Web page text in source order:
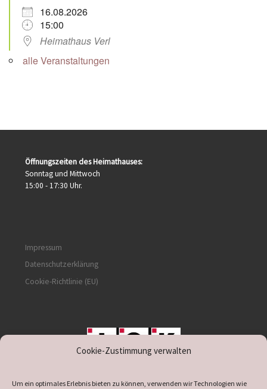
Cookie-Zustimmung verwalten
Um ein optimales Erlebnis bieten zu können, verwenden wir Technologien wie
16.08.2026
15:00
Heimathaus Verl
alle Veranstaltungen
Öffnungszeiten des Heimathauses:
Sonntag und Mittwoch
15:00 - 17:30 Uhr.
Impressum
Datenschutzerklärung
Cookie-Richtlinie (EU)